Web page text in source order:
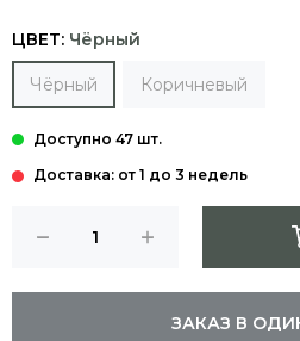
ЦВЕТ: Чёрный
Чёрный Коричневый
Доставка: от 1 до 3 недель
ЗАКАЗ В